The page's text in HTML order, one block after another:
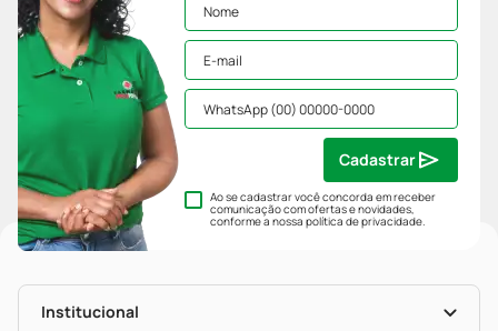
Ao se cadastrar você concorda em receber
comunicação com ofertas e novidades,
conforme a nossapolítica de privacidade.
Cadastrar
Institucional